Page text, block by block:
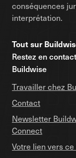
conséquences
interprétation.
Tout sur
Restez en
Buildwise
Travailler chez
Contact
Newsletter
Connect
Votre lien vers ce